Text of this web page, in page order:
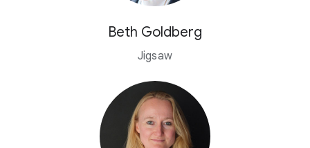
Beth Goldberg
Jigsaw